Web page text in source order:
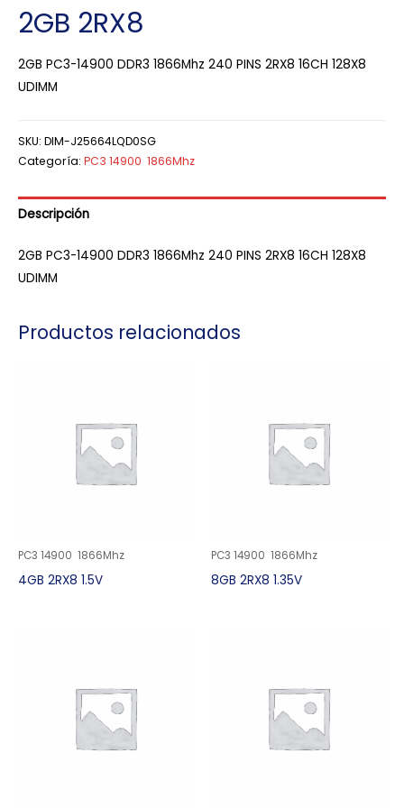
2GB 2RX8
2GB PC3-14900 DDR3 1866Mhz 240 PINS 2RX8 16CH 128X8
UDIMM
SKU: DIM-J25664LQD0SG
Categoría: PC3 14900 1866Mhz
Descripción
2GB PC3-14900 DDR3 1866Mhz 240 PINS 2RX8 16CH 128X8
UDIMM
Productos relacionados
PC3 14900 1866Mhz
4GB 2RX8 1.5V
PC3 14900 1866Mhz
8GB 2RX8 1.35V